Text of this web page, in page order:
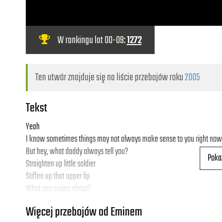
W rankingu lat 00-09:1272
Ten utwór znajduje się na liście przebojów roku2005
Tekst
Yeah
I know sometimes things may not always make sense to you right now
But hey, what daddy always tell you?
Straighten up little soldier
Stiffen up that upper lip
What you crying about?
Więcej przebojów od Eminem